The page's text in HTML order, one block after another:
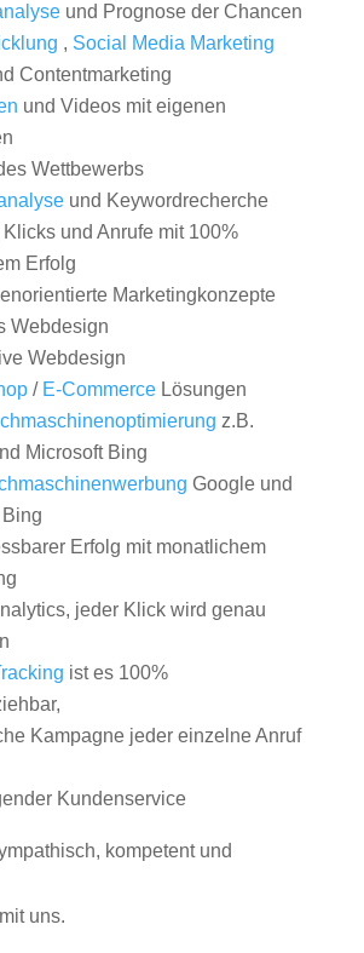
und Prognose der Chancen
, Social Media Marketing
Contentmarketing
und Videos mit eigenen
Wettbewerbs
und Keywordrecherche
Klicks und Anrufe mit 100%
Erfolg
Marketingkonzepte
Webdesign
Webdesign
/ E-CommerceLösungen
z.B.
Microsoft Bing
Google und
Erfolg mit monatlichem
jeder Klick wird genau
ist es 100%
Kampagne jeder einzelne Anruf
Kundenservice
kompetent und
uns.